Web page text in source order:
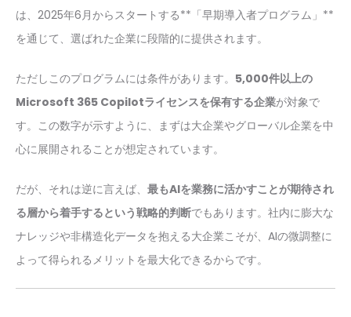
は、2025年6月からスタートする**「早期導入者プログラム」**
を通じて、選ばれた企業に段階的に提供されます。
ただしこのプログラムには条件があります。 5,000件以上の
Microsoft 365 Copilotライセンスを保有する企業が対象で
す。この数字が示すように、まずは大企業やグローバル企業を中
心に展開されることが想定されています。
だが、それは逆に言えば、 最もAIを業務に活かすことが期待され
る層から着手するという戦略的判断でもあります。社内に膨大な
ナレッジや非構造化データを抱える大企業こそが、AIの微調整に
よって得られるメリットを最大化できるからです。